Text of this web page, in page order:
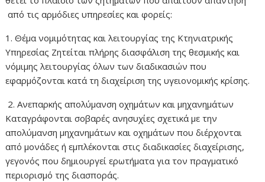
από τις αρμόδιες υπηρεσίες και φορείς:
1. Θέμα νομιμότητας και λειτουργίας της Κτηνιατρικής
Υπηρεσίας Ζητείται πλήρης διασφάλιση της θεσμικής και
νόμιμης λειτουργίας όλων των διαδικασιών που
εφαρμόζονται κατά τη διαχείριση της υγειονομικής κρίσης.
2. Ανεπαρκής απολύμανση οχημάτων και μηχανημάτων
Καταγράφονται σοβαρές ανησυχίες σχετικά με την
απολύμανση μηχανημάτων και οχημάτων που διέρχονται
από μονάδες ή εμπλέκονται στις διαδικασίες διαχείρισης,
γεγονός που δημιουργεί ερωτήματα για τον πραγματικό
περιορισμό της διασποράς.